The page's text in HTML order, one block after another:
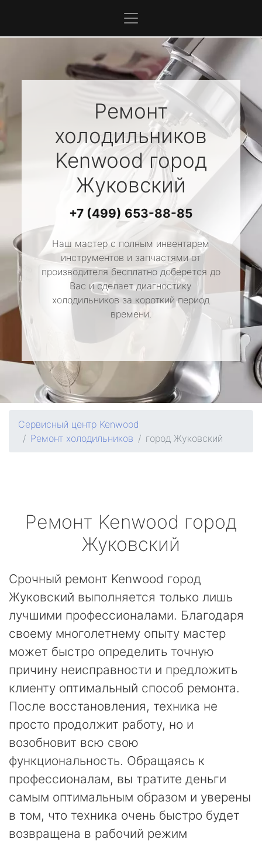
Ремонт
холодильников
Kenwoodгород
Жуковский
+7 (499) 653-88-85
Наш мастер с полным инвентарем
инструментов и запчастями от
производителя бесплатно доберется до
Вас и сделает диагностику
холодильников за короткий период
времени.
Сервисный центр Kenwood
Ремонт холодильников
город Жуковский
Ремонт Kenwood город
Жуковский
Срочный ремонт Kenwood город
Жуковский выполняется только лишь
лучшими профессионалами. Благодаря
своему многолетнему опыту мастер
может быстро определить точную
причину неисправности и предложить
клиенту оптимальный способ ремонта.
После восстановления, техника не
просто продолжит работу, но и
возобновит всю свою
функциональность. Обращаясь к
профессионалам, вы тратите деньги
самым оптимальным образом и уверены
в том, что техника очень быстро будет
возвращена в рабочий режим